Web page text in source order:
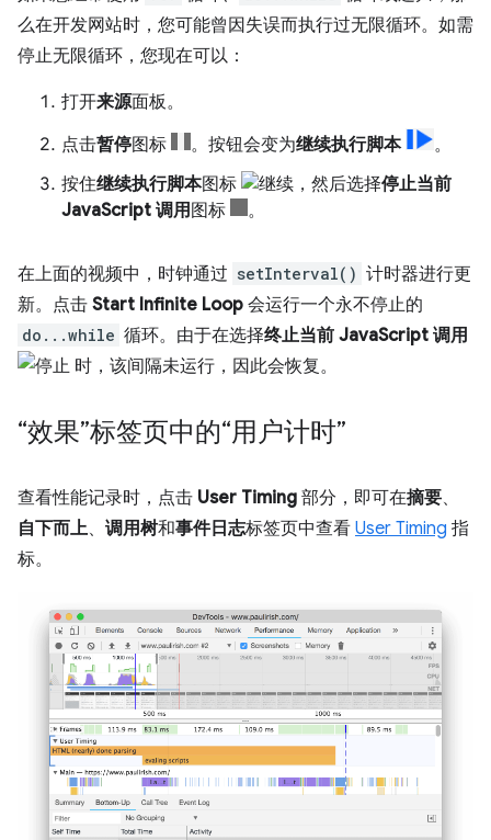
么在开发网站时，您可能曾因失误而执行过无限循环。如需
停止无限循环，您现在可以：
打开来源面板。
点击暂停图标 。按钮会变为继续执行脚本
。
按住继续执行脚本图标 ，然后选择停止当前
JavaScript 调用 图标 。
在上面的视频中，时钟通过 setInterval() 计时器进行更
新。点击 Start Infinite Loop 会运行一个永不停止的
do...while 循环。由于在选择终止当前 JavaScript 调用
时，该间隔未运行，因此会恢复。
“效果”标签页中的“用户计时”
查看性能记录时，点击 User Timing 部分，即可在摘要、
自下而上、 调用树和事件日志标签页中查看 User Timing 指
标。